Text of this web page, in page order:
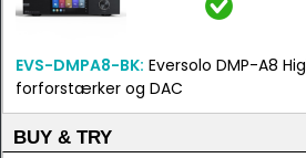
EVS-DMPA8-BK: Eversolo DMP-A8
forforstærker og DAC
BUY & TRY